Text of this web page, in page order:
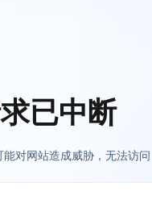
已中断
对网站造成威胁，无法访问